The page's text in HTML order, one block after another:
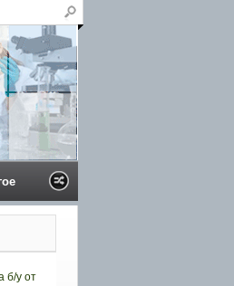
б/у от